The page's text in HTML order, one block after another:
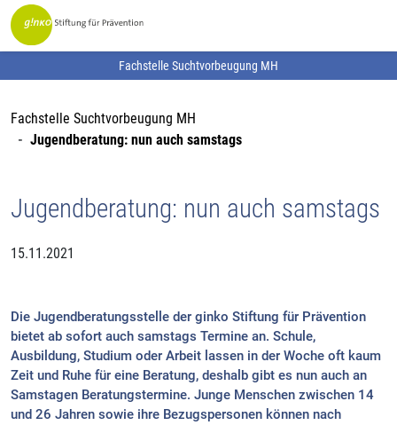
Fachstelle Suchtvorbeugung MH
Fachstelle Suchtvorbeugung MH
Jugendberatung: nun auch samstags
Jugendberatung: nun auch samstags
15.11.2021
Die Jugendberatungsstelle der ginko Stiftung für Prävention
bietet ab sofort auch samstags Termine an. Schule,
Ausbildung, Studium oder Arbeit lassen in der Woche oft kaum
Zeit und Ruhe für eine Beratung, deshalb gibt es nun auch an
Samstagen Beratungstermine. Junge Menschen zwischen 14
und 26 Jahren sowie ihre Bezugspersonen können nach